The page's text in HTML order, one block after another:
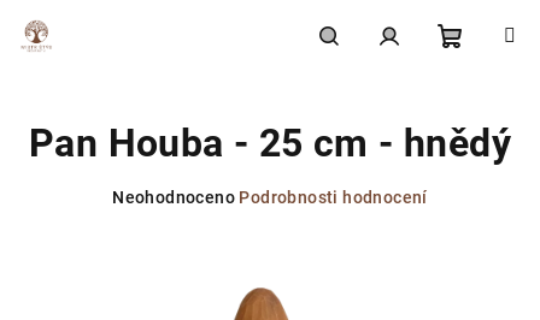
košík
Pan Houba - 25 cm - hnědý
Průměrné
Neohodnoceno Podrobnosti hodnocení